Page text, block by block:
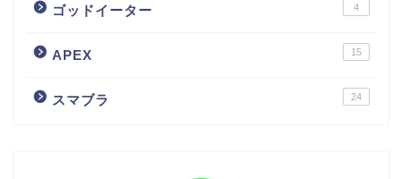
ゴッドイーター 4
APEX 15
スマブラ 24